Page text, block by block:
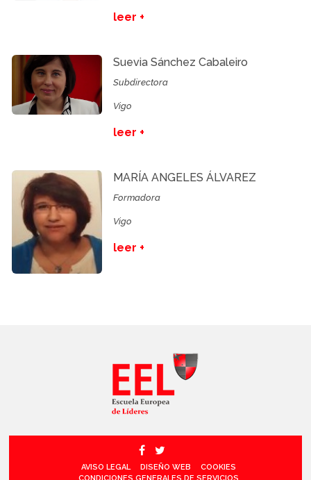
leer +
Suevia Sánchez Cabaleiro
Subdirectora
Vigo
leer +
MARÍA ANGELES ÁLVAREZ
Formadora
Vigo
leer +
AVISO LEGAL DISEÑO WEB
COOKIES
CONDICIONES GENERALES DE SERVICIOS